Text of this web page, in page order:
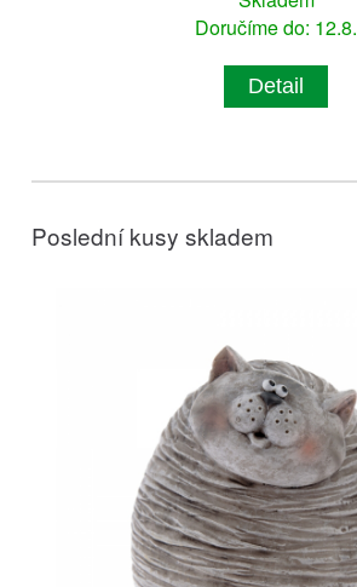
Doručíme do: 12.8.
Detail
Poslední kusy skladem